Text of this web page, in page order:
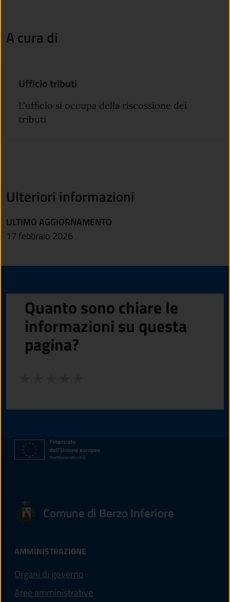
A cura di
Ufficio tributi
L'ufficio si occupa della riscossione dei
tributi
Ulteriori informazioni
ULTIMO AGGIORNAMENTO
17 febbraio 2026
Quanto sono chiare le
informazioni su questa
pagina?
Comune di Berzo Inferiore
AMMINISTRAZIONE
Organi di governo
Aree amministrative